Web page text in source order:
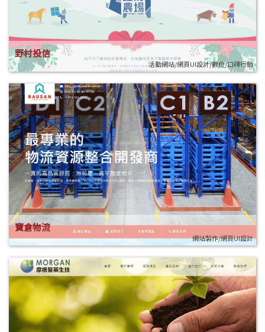
野村投信
活動網站/網頁UI設計/數位/口碑行銷
寶倉物流
網站製作/網頁UI設計